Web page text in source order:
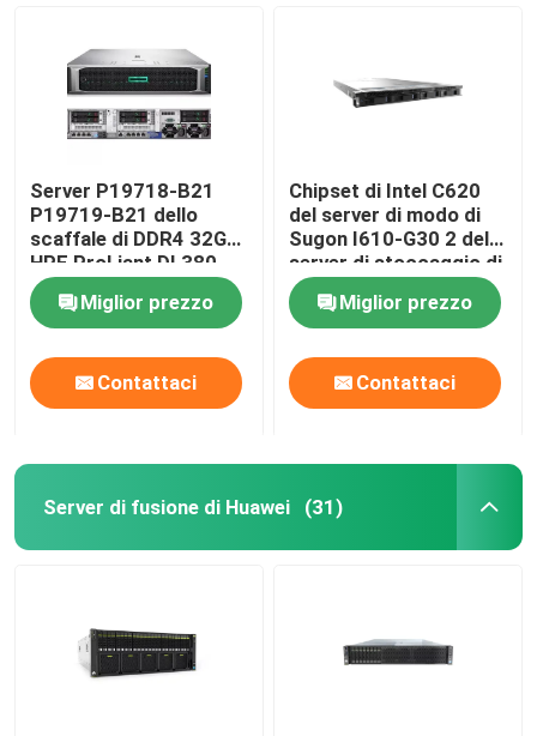
Casa.
Controllo della qualità
Server P19718-B21
P19719-B21 dello
scaffale di DDR4 32GB
HPE ProLiant DL380
Gen10 2U
Miglior prezzo
Contattaci
Chipset di Intel C620
del server di modo di
Sugon I610-G30 2 del
server di stoccaggio di
scaffale di 3TB 1U
Miglior prezzo
Contattaci
Server di fusione di Huawei (31)